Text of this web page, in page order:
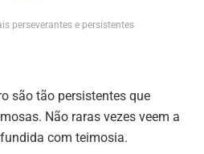
perseverantes e persistentes
são tão persistentes que
Não raras vezes veem a
com teimosia.